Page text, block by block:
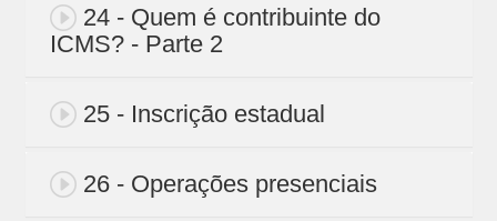
24 - Quem é contribuinte do
ICMS? - Parte 2
25 - Inscrição estadual
26 - Operações presenciais